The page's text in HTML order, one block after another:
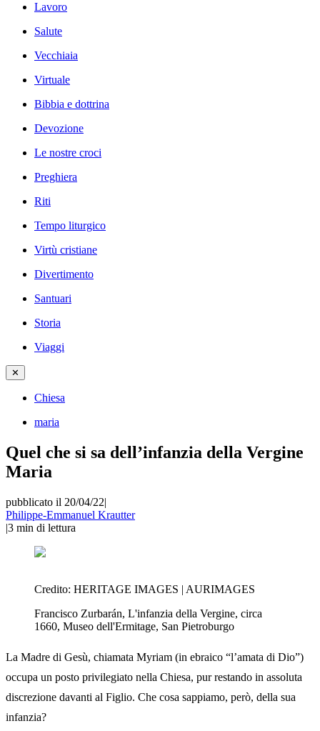
Lavoro
Salute
Vecchiaia
Virtuale
Bibbia e dottrina
Devozione
Le nostre croci
Preghiera
Riti
Tempo liturgico
Virtù cristiane
Divertimento
Santuari
Storia
Viaggi
✕
Chiesa
maria
Quel che si sa dell’infanzia della Vergine
Maria
pubblicato il 20/04/22|
Philippe-Emmanuel Krautter
|3 min di lettura
Credito: HERITAGE IMAGES | AURIMAGES
Francisco Zurbarán, L'infanzia della Vergine, circa
1660, Museo dell'Ermitage, San Pietroburgo
La Madre di Gesù, chiamata Myriam (in ebraico “l’amata di Dio”)
occupa un posto privilegiato nella Chiesa, pur restando in assoluta
discrezione davanti al Figlio. Che cosa sappiamo, però, della sua
infanzia?